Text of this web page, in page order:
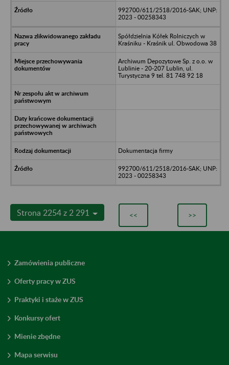
992700/611/2518/2016-SAK; UNP:
2023 - 00258343
Spółdzielnia Kółek Rolniczych w
Kraśniku - Kraśnik ul. Obwodowa 38
Archiwum Depozytowe Sp. z o.o. w
Lublinie - 20-207 Lublin, ul.
Turystyczna 9 tel. 81 748 92 18
Dokumentacja firmy
992700/611/2518/2016-SAK; UNP:
2023 - 00258343
Strona 2254 z 2 291 << >>
Zamówienia publiczne
Oferty pracy w ZUS
Praktyki i staże w ZUS
Konkursy ofert
Mienie zbędne
Mapa serwisu